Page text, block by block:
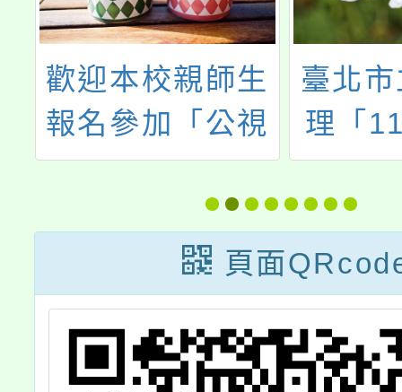
歡迎本校親師生
報名參加「公視
兒少25週年系列
節目試映X座談
會」，敬請查
照。
臺北
理「
域課
導國
會暨
頁面